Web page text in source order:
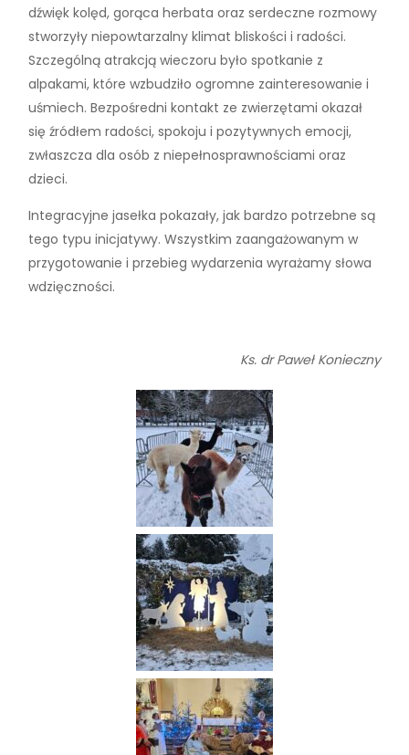
dźwięk kolęd, gorąca herbata oraz serdeczne rozmowy
stworzyły niepowtarzalny klimat bliskości i radości.
Szczególną atrakcją wieczoru było spotkanie z
alpakami, które wzbudziło ogromne zainteresowanie i
uśmiech. Bezpośredni kontakt ze zwierzętami okazał
się źródłem radości, spokoju i pozytywnych emocji,
zwłaszcza dla osób z niepełnosprawnościami oraz
dzieci.
Integracyjne jasełka pokazały, jak bardzo potrzebne są
tego typu inicjatywy. Wszystkim zaangażowanym w
przygotowanie i przebieg wydarzenia wyrażamy słowa
wdzięczności.
Ks. dr Paweł Konieczny